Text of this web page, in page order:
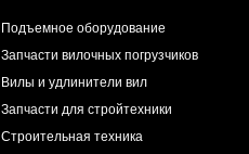
Подъемное оборудование
Запчасти вилочных погрузчиков
Вилы и удлинители вил
Запчасти для стройтехники
Строительная техника